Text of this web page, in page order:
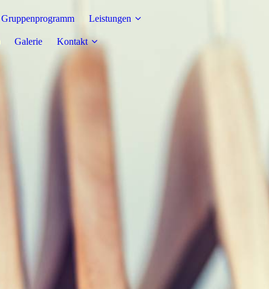
Gruppenprogramm Leistungen
Galerie Kontakt